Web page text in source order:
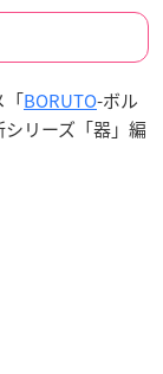
「BORUTO-ボル
シリーズ「器」編